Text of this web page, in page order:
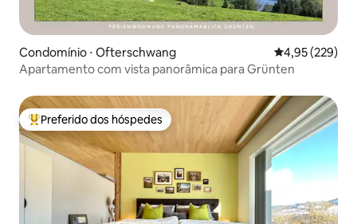
Condomínio ⋅ Ofterschwang 4,95 de uma
4,95 (229)
Apartamento com vista panorâmica para Grünten
Entre os melhores preferidos dos hóspedes
Preferido dos hóspedes